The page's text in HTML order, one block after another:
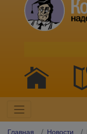
Главная Новости